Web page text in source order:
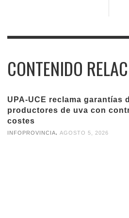
CONTENIDO
UPA-UCE reclama garantías
productores de uva con
costes
INFOPROVINCIA AGOSTO 5, 2026